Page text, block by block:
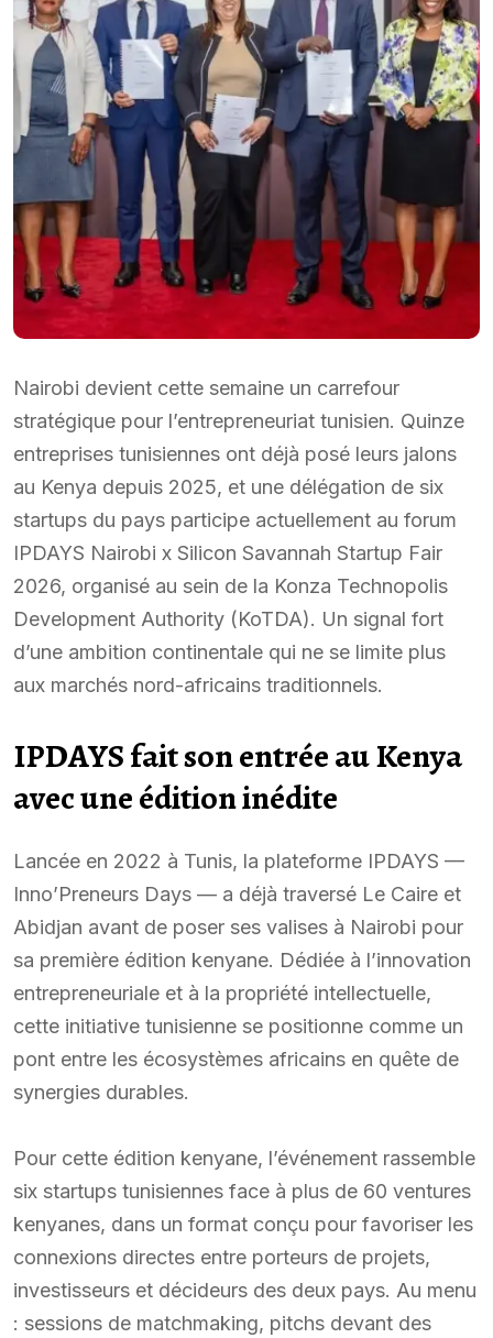
Nairobi devient cette semaine un carrefour
stratégique pour l’entrepreneuriat tunisien. Quinze
entreprises tunisiennes ont déjà posé leurs jalons
au Kenya depuis 2025, et une délégation de six
startups du pays participe actuellement au forum
IPDAYS Nairobi x Silicon Savannah Startup Fair
2026, organisé au sein de la Konza Technopolis
Development Authority (KoTDA). Un signal fort
d’une ambition continentale qui ne se limite plus
aux marchés nord-africains traditionnels.
IPDAYS fait son entrée au Kenya
avec une édition inédite
Lancée en 2022 à Tunis, la plateforme IPDAYS —
Inno’Preneurs Days — a déjà traversé Le Caire et
Abidjan avant de poser ses valises à Nairobi pour
sa première édition kenyane. Dédiée à l’innovation
entrepreneuriale et à la propriété intellectuelle,
cette initiative tunisienne se positionne comme un
pont entre les écosystèmes africains en quête de
synergies durables.
Pour cette édition kenyane, l’événement rassemble
six startups tunisiennes face à plus de 60 ventures
kenyanes, dans un format conçu pour favoriser les
connexions directes entre porteurs de projets,
investisseurs et décideurs des deux pays. Au menu
: sessions de matchmaking, pitchs devant des